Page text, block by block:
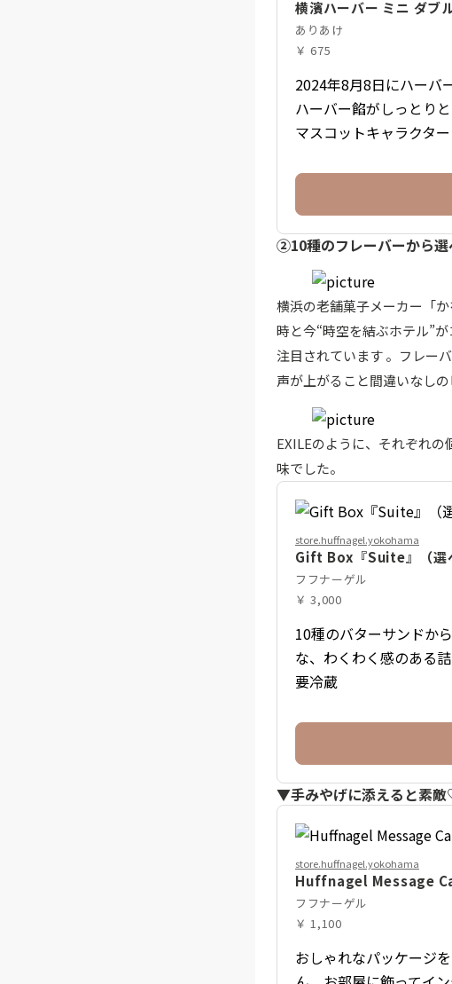
横濱ハーバー ミニ ダ
ありあけ
￥ 675
2024年8月8日にハーバ
ハーバー餡がしっとり
マスコットキャラクタ
②10種のフレーバーから選
横浜の老舗菓子メーカー「
時と今“時空を結ぶホテル”
注目されています 。フレー
声が上がること間違いなしの
EXILEのように、それぞれ
味でした。
store.huffnagel.yokohama
Gift Box『Suite』（選
フフナーゲル
￥ 3,000
10種のバターサンドか
な、わくわく感のある
要冷蔵
▼手みやげに添えると素
store.huffnagel.yokohama
Huffnagel Message
フフナーゲル
￥ 1,100
おしゃれなパッケージ